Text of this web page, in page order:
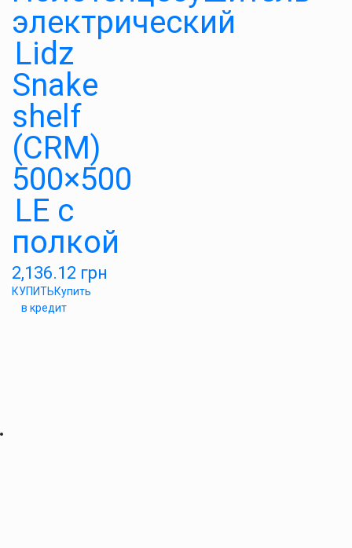
электрический
Lidz
Snake
shelf
(CRM)
500×500
LE с
полкой
2,136.12 грн
КУПИТЬКупить
в кредит